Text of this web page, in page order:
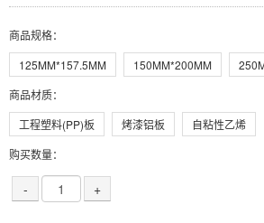
商品规格：
125MM*157.5MM
150MM*200MM
商品材质：
工程塑料(PP)板
烤漆铝板
自粘性乙烯
购买数量：
- +